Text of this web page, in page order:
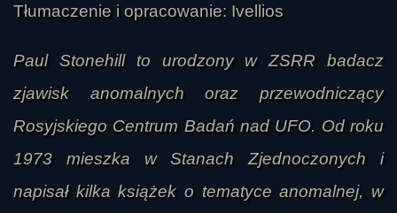
Tłumaczenie i opracowanie: Ivellios
Paul Stonehill to urodzony w ZSRR badacz
zjawisk anomalnych oraz przewodniczący
Rosyjskiego Centrum Badań nad UFO. Od roku
1973 mieszka w Stanach Zjednoczonych i
napisał kilka książek o tematyce anomalnej, w